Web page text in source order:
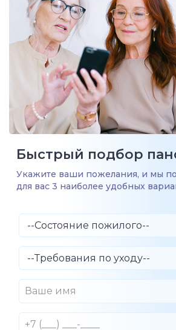
Быстрый подбор
Укажите ваши пожелания, и мы
для вас 3 наиболее удобных